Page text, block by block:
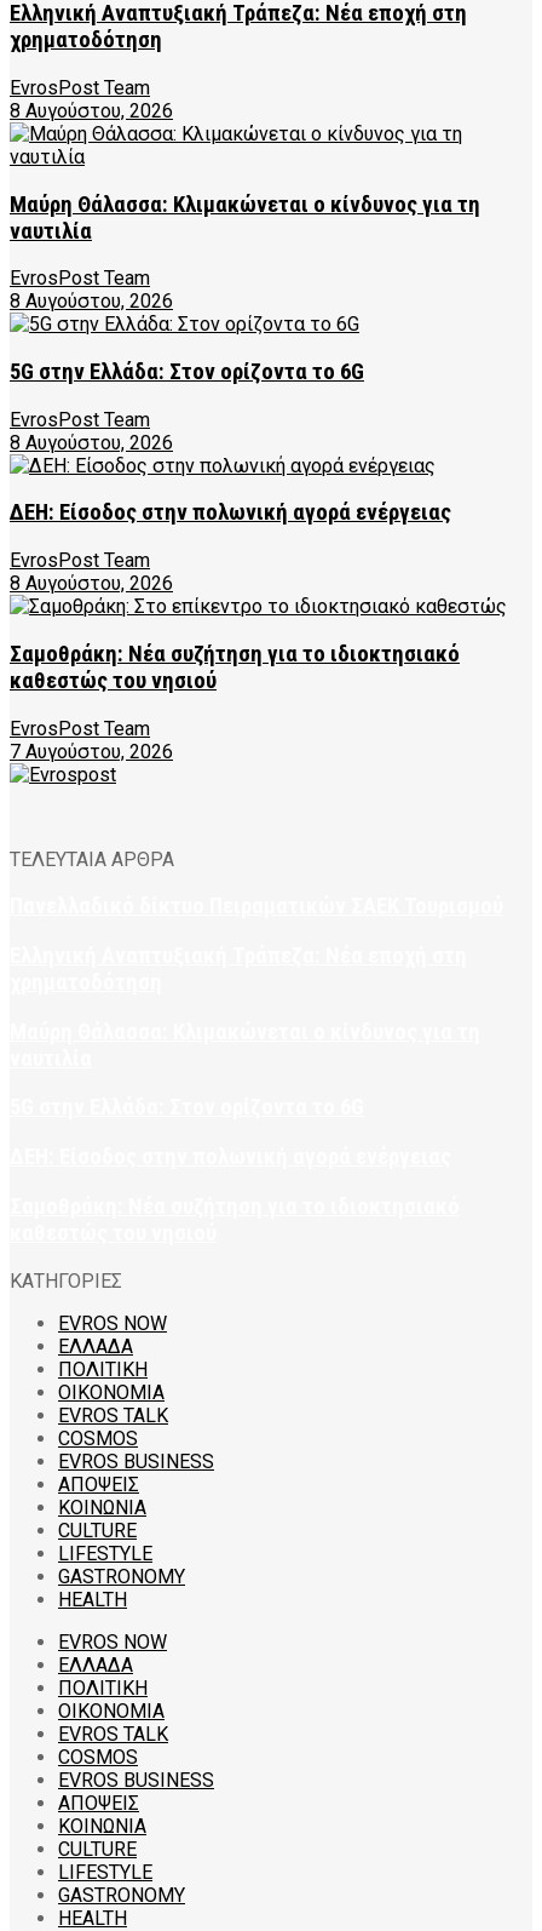
Ελληνική Αναπτυξιακή Τράπεζα: Νέα εποχή στη
χρηματοδότηση
EvrosPost Team
8 Αυγούστου, 2026
Μαύρη Θάλασσα: Κλιμακώνεται ο κίνδυνος για τη
ναυτιλία
EvrosPost Team
8 Αυγούστου, 2026
5G στην Ελλάδα: Στον ορίζοντα το 6G
EvrosPost Team
8 Αυγούστου, 2026
ΔΕΗ: Είσοδος στην πολωνική αγορά ενέργειας
EvrosPost Team
8 Αυγούστου, 2026
Σαμοθράκη: Νέα συζήτηση για το ιδιοκτησιακό
καθεστώς του νησιού
EvrosPost Team
7 Αυγούστου, 2026
ΤΕΛΕΥΤΑΙΑ ΑΡΘΡΑ
ΚΑΤΗΓΟΡΙΕΣ
EVROS NOW
ΕΛΛΑΔΑ
ΠΟΛΙΤΙΚΗ
ΟΙΚΟΝΟΜΙΑ
EVROS TALK
COSMOS
EVROS BUSINESS
ΑΠΟΨΕΙΣ
ΚΟΙΝΩΝΙΑ
CULTURE
LIFESTYLE
GASTRONOMY
HEALTH
EVROS NOW
ΕΛΛΑΔΑ
ΠΟΛΙΤΙΚΗ
ΟΙΚΟΝΟΜΙΑ
EVROS TALK
COSMOS
EVROS BUSINESS
ΑΠΟΨΕΙΣ
ΚΟΙΝΩΝΙΑ
CULTURE
LIFESTYLE
GASTRONOMY
HEALTH